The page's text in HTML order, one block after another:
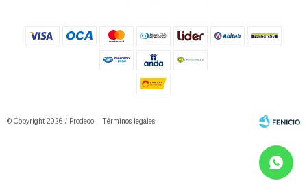
© Copyright 2026 / Prodeco Términos legales